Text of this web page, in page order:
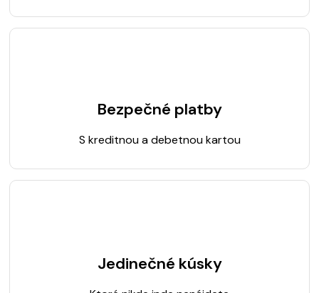
Bezpečné platby
S kreditnou a debetnou kartou
Jedinečné kúsky